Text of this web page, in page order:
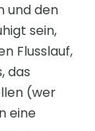
und den
sein,
Flusslauf,
das
(wer
eine